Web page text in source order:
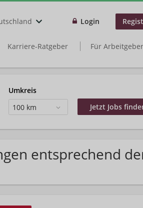
Login
Karriere-Ratgeber Für
Umkreis
100 km
entsprechend